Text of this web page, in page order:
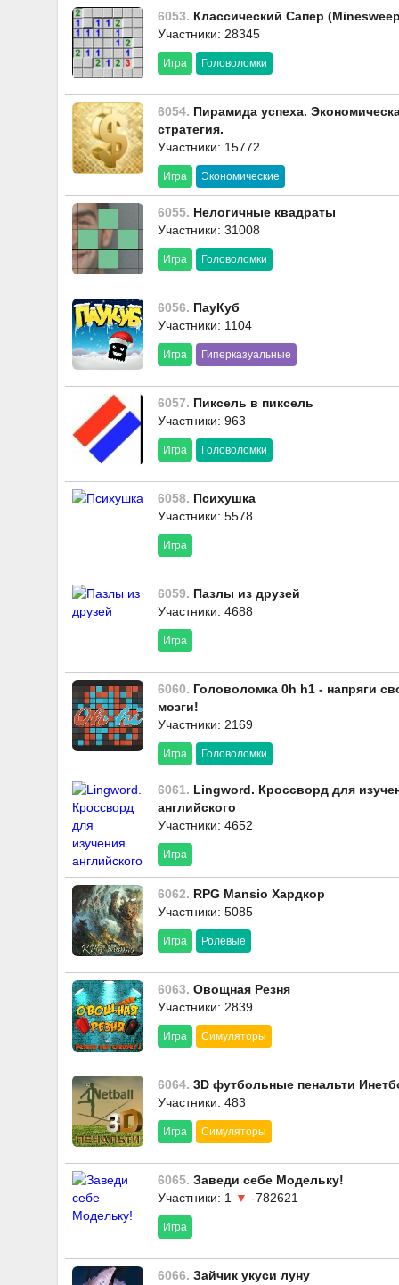
6053. Классический Сапер
Участники: 28345
Игра Головоломки
6054. Пирамида успеха.
стратегия.
Участники: 15772
Игра Экономические
6055. Нелогичные квадраты
Участники: 31008
Игра Головоломки
6056. ПауКуб
Участники: 1104
Игра Гиперказуальные
6057. Пиксель в пиксель
Участники: 963
Игра Головоломки
6058. Психушка
Участники: 5578
Игра
6059. Пазлы из друзей
Участники: 4688
Игра
6060. Головоломка 0h h1 - напряги
мозги!
Участники: 2169
Игра Головоломки
6061. Lingword. Кроссворд для
английского
Участники: 4652
Игра
6062. RPG Mansio Хардкор
Участники: 5085
Игра Ролевые
6063. Овощная Резня
Участники: 2839
Игра Симуляторы
6064. 3D футбольные пенальти
Участники: 483
Игра Симуляторы
6065. Заведи себе Модельку!
Участники: 1
▼ -782621
Игра
6066. Зайчик укуси луну